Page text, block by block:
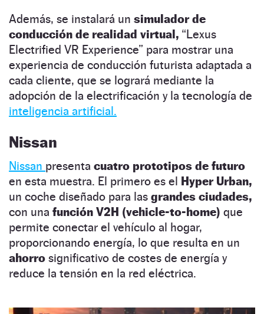
Además, se instalará un simulador de
conducción de realidad virtual, “Lexus
Electrified VR Experience” para mostrar una
experiencia de conducción futurista adaptada a
cada cliente, que se logrará mediante la
adopción de la electrificación y la tecnología de
inteligencia artificial.
Nissan
Nissan presenta cuatro prototipos de futuro
en esta muestra. El primero es el Hyper Urban,
un coche diseñado para las grandes ciudades,
con una función V2H (vehicle-to-home) que
permite conectar el vehículo al hogar,
proporcionando energía, lo que resulta en un
ahorro significativo de costes de energía y
reduce la tensión en la red eléctrica.